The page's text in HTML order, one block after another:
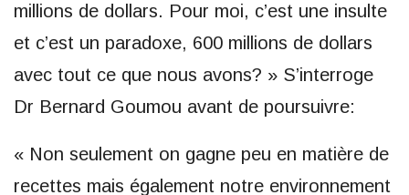
millions de dollars. Pour moi, c’est une insulte
et c’est un paradoxe, 600 millions de dollars
avec tout ce que nous avons? » S’interroge
Dr Bernard Goumou avant de poursuivre:
« Non seulement on gagne peu en matière de
recettes mais également notre environnement